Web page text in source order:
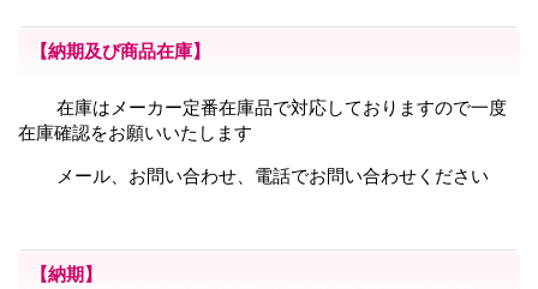
【納期及び商品在庫】
在庫はメーカー定番在庫品で対応しておりますので一度
在庫確認をお願いいたします
メール、お問い合わせ、電話でお問い合わせください
【納期】